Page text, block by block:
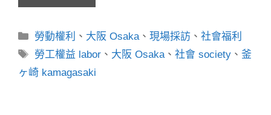
分
類
勞動權利 、 大阪 Osaka、現場採訪 、社會福利
標
籤
勞工權益 labor 、 大阪 Osaka、社會 society 、釜
ヶ崎 kamagasaki